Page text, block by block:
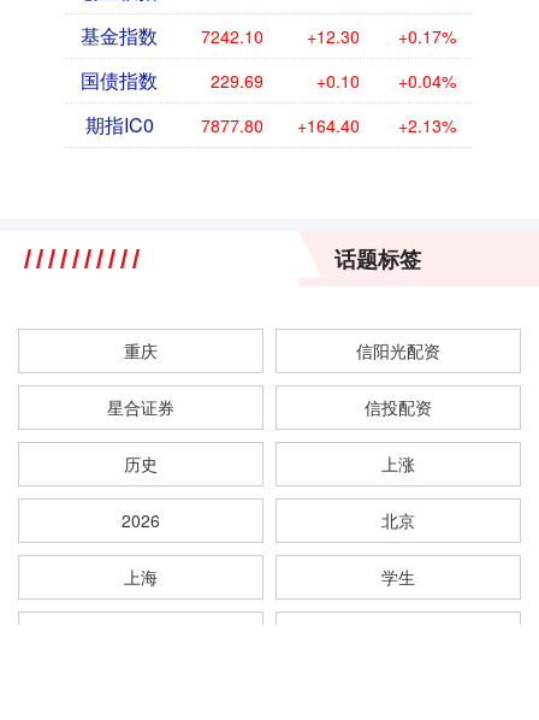
基金指数 7242.10 +12.30 +0.17%
国债指数 229.69 +0.10 +0.04%
期指IC0 7877.80 +164.40 +2.13%
话题标签
重庆 信阳光配资
星合证券 信投配资
历史 上涨
2026 北京
上海 学生